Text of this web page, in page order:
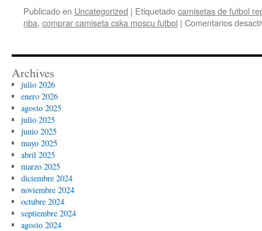
Publicado en Uncategorized | Etiquetadocamisetas de futbol
nba, comprar camiseta cska moscu futbol | Comentarios
Archives
julio 2026
enero 2026
agosto 2025
julio 2025
junio 2025
mayo 2025
abril 2025
marzo 2025
diciembre 2024
noviembre 2024
octubre 2024
septiembre 2024
agosto 2024